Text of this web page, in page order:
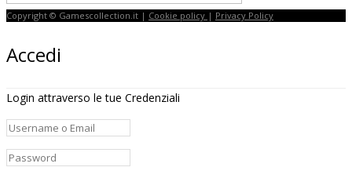
Copyright © Gamescollection.it | Cookie policy | Privacy Policy
Accedi
Login attraverso le tue Credenziali